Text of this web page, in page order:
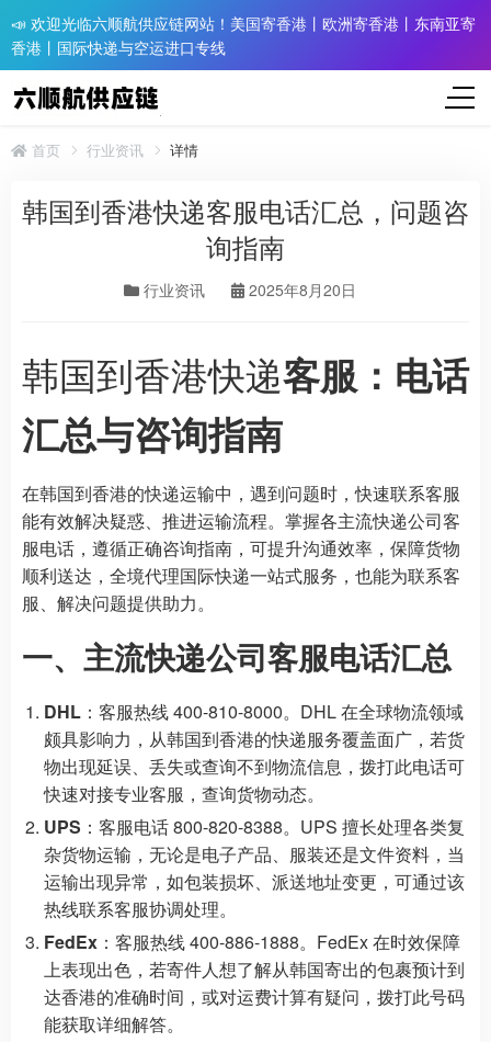
📣 欢迎光临六顺航供应链网站！美国寄香港丨欧洲寄香港丨东南亚寄
香港丨国际快递与空运进口专线
首页 行业资讯 详情
韩国到香港快递客服电话汇总，问题咨
询指南
行业资讯 2025年8月20日
韩国到香港快递客服：电话
汇总与咨询指南
在韩国到香港的快递运输中，遇到问题时，快速联系客服
能有效解决疑惑、推进运输流程。掌握各主流快递公司客
服电话，遵循正确咨询指南，可提升沟通效率，保障货物
顺利送达，全境代理国际快递一站式服务，也能为联系客
服、解决问题提供助力。
一、主流快递公司客服电话汇总
DHL ：客服热线 400-810-8000。DHL 在全球物流领域
颇具影响力，从韩国到香港的快递服务覆盖面广，若货
物出现延误、丢失或查询不到物流信息，拨打此电话可
快速对接专业客服，查询货物动态。
UPS ：客服电话 800-820-8388。UPS 擅长处理各类复
杂货物运输，无论是电子产品、服装还是文件资料，当
运输出现异常，如包装损坏、派送地址变更，可通过该
热线联系客服协调处理。
FedEx ：客服热线 400-886-1888。FedEx 在时效保障
上表现出色，若寄件人想了解从韩国寄出的包裹预计到
达香港的准确时间，或对运费计算有疑问，拨打此号码
能获取详细解答。